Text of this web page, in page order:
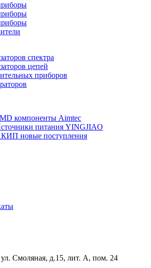
спектра
цепей
приборов
компоненты Aimtec
питания YINGJIAO
новые поступления
ул. Смоляная, д.15, лит. А, пом. 24